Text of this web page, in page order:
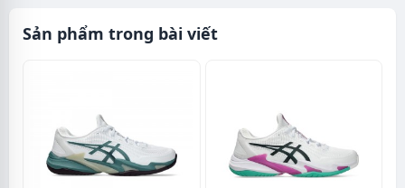
Sản phẩm trong bài viết